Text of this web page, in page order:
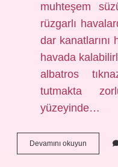
muhteşem
rüzgarlı
dar kanatlarını
havada
albatros
tutmakta
yüzeyinde…
Devamını okuyun Albatros
Kuşunun